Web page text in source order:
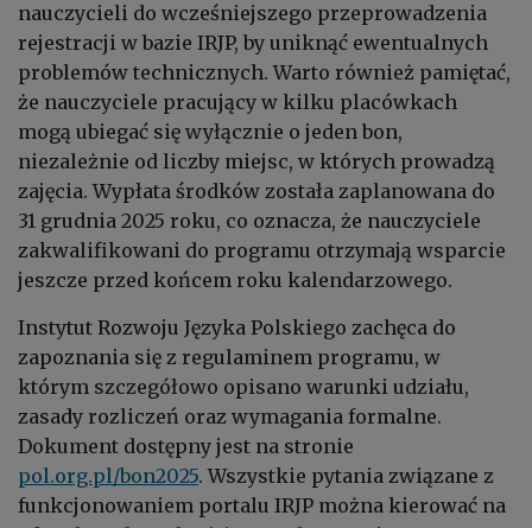
nauczycieli do wcześniejszego przeprowadzenia
rejestracji w bazie IRJP, by uniknąć ewentualnych
problemów technicznych. Warto również pamiętać,
że nauczyciele pracujący w kilku placówkach
mogą ubiegać się wyłącznie o jeden bon,
niezależnie od liczby miejsc, w których prowadzą
zajęcia. Wypłata środków została zaplanowana do
31 grudnia 2025 roku, co oznacza, że nauczyciele
zakwalifikowani do programu otrzymają wsparcie
jeszcze przed końcem roku kalendarzowego.
Instytut Rozwoju Języka Polskiego zachęca do
zapoznania się z regulaminem programu, w
którym szczegółowo opisano warunki udziału,
zasady rozliczeń oraz wymagania formalne.
Dokument dostępny jest na stronie
pol.org.pl/bon2025. Wszystkie pytania związane z
funkcjonowaniem portalu IRJP można kierować na